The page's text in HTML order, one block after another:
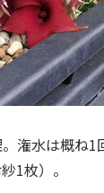
潅水は概ね1
1枚）。